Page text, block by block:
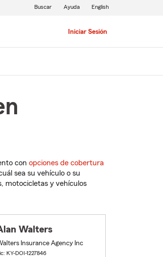
Iniciar Sesión
Buscar Ayuda English
con opciones de cobertura
sea su vehículo o su
motocicletas y vehículos
Walters
Insurance Agency Inc
KY-DOI-1227846